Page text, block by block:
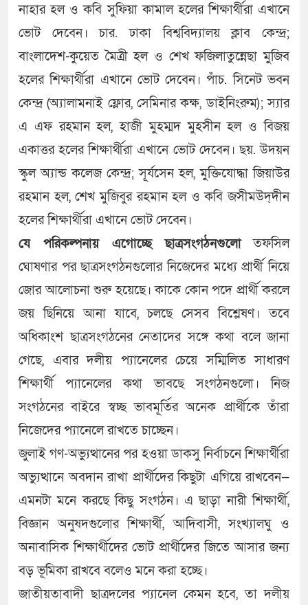
নাহার হল ও কবি সুফিয়া কামাল হলের শিক্ষার্থীরা এখানে
ভোট দেবেন। চার. ঢাকা বিশ্ববিদ্যালয় ক্লাব কেন্দ্র;
বাংলাদেশ-কুয়েত মৈত্রী হল ও শেখ ফজিলাতুন্নেছা মুজিব
হলের শিক্ষার্থীরা এখানে ভোট দেবেন। পাঁচ. সিনেট ভবন
কেন্দ্র (অ্যালামনাই ফ্লোর, সেমিনার কক্ষ, ডাইনিংরুম); স্যার
এ এফ রহমান হল, হাজী মুহম্মদ মুহসীন হল ও বিজয়
একাত্তর হলের শিক্ষার্থীরা এখানে ভোট দেবেন। ছয়. উদয়ন
স্কুল অ্যান্ড কলেজ কেন্দ্র; সূর্যসেন হল, মুক্তিযোদ্ধা জিয়াউর
রহমান হল, শেখ মুজিবুর রহমান হল ও কবি জসীমউদ্‌দীন
হলের শিক্ষার্থীরা এখানে ভোট দেবেন।
যে পরিকল্পনায় এগোচ্ছে ছাত্রসংগঠনগুলোতফসিল
ঘোষণার পর ছাত্রসংগঠনগুলোর নিজেদের মধ্যে প্রার্থী নিয়ে
জোর আলোচনা শুরু হয়েছে। কাকে কোন পদে প্রার্থী করলে
জয় ছিনিয়ে আনা যাবে, চলছে সেসব বিশ্লেষণ। তবে
অধিকাংশ ছাত্রসংগঠনের নেতাদের সঙ্গে কথা বলে জানা
গেছে, এবার দলীয় প্যানেলের চেয়ে সম্মিলিত সাধারণ
শিক্ষার্থী প্যানেলের কথা ভাবছে সংগঠনগুলো। নিজ
সংগঠনের বাইরে স্বচ্ছ ভাবমূর্তির অনেক প্রার্থীকে তাঁরা
নিজেদের প্যানেলে রাখতে চাচ্ছেন।
জুলাই গণ-অভ্যুত্থানের পর হওয়া ডাকসু নির্বাচনে শিক্ষার্থীরা
অভ্যুত্থানে অবদান রাখা প্রার্থীদের কিছুটা এগিয়ে রাখবেন—
এমনটা মনে করছে কিছু সংগঠন। এ ছাড়া নারী শিক্ষার্থী,
বিজ্ঞান অনুষদগুলোর শিক্ষার্থী, আদিবাসী, সংখ্যালঘু ও
অনাবাসিক শিক্ষার্থীদের ভোট প্রার্থীদের জিতে আসার জন্য
বড় ভূমিকা রাখবে বলেও মনে করা হচ্ছে।
জাতীয়তাবাদী ছাত্রদলের প্যানেল কেমন হবে, তা দলীয়